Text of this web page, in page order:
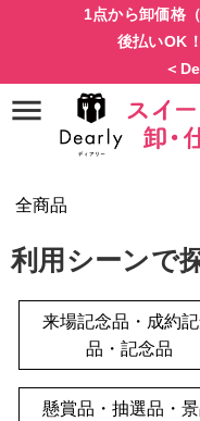
1点から卸価格
後払いOK
＜
全商品
利用シーンで
来場記念品・成約
品・記念品
懸賞品・抽選品・